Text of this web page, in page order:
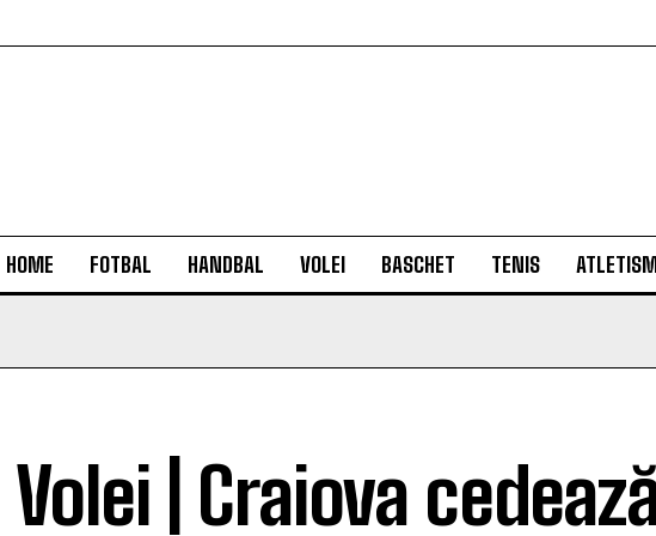
HOME FOTBAL HANDBAL VOLEI BASCHET TENIS
Volei | Craiova